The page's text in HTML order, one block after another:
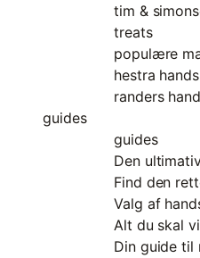
tim &
treats
populære
hestra
randers
guides
guides
Den
Find den
Valg af
Alt du skal
Din guide til